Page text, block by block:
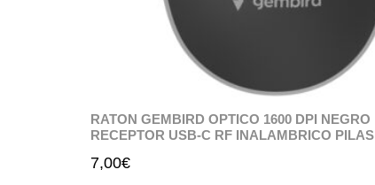
RATON GEMBIRD OPTICO 1600 DPI NEGRO
RECEPTOR USB-C RF INALAMBRICO PILAS
7,00€